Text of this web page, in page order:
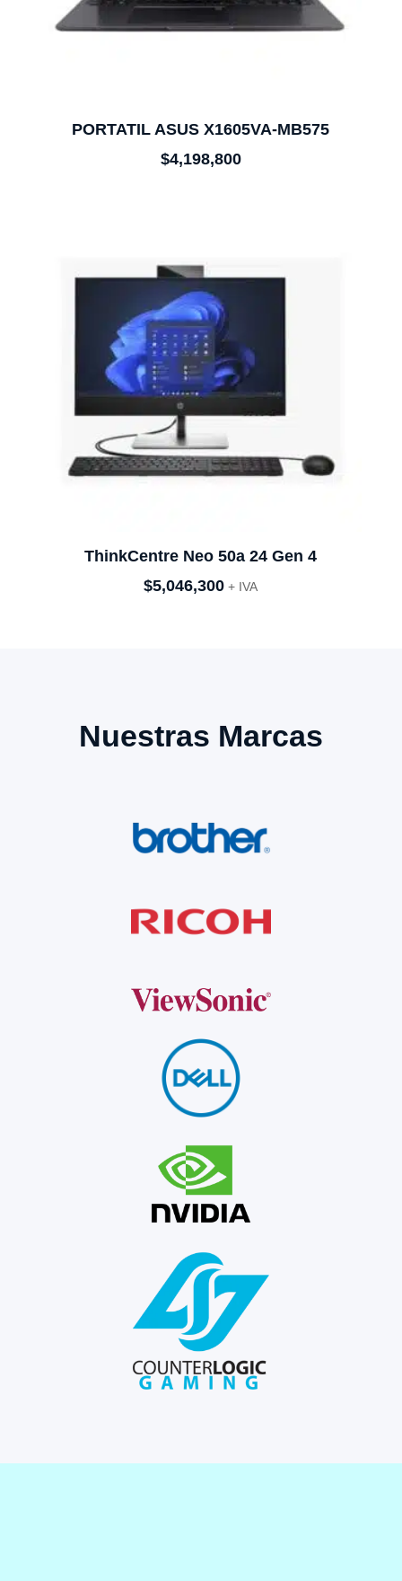
PORTATIL ASUS X1605VA-MB575
$4,198,800
ThinkCentre Neo 50a 24 Gen 4
$5,046,300 + IVA
Nuestras Marcas